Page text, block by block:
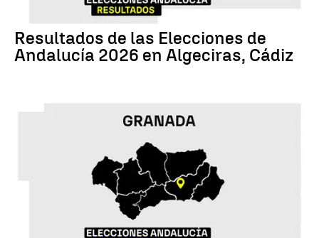
Resultados de las Elecciones de
Andalucía 2026 en Algeciras, Cádiz